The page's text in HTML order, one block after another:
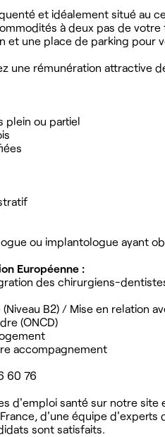
et idéalement situé au
à deux pas de
et une place de parking pour
une rémunération attractive
plein ou partiel
ou implantologue ayant
Européenne :
des chirurgiens-
B2) / Mise en relation
(ONCD)
accompagnement
60 76
d'emploi santé sur notre
d'une équipe
sont satisfaits.